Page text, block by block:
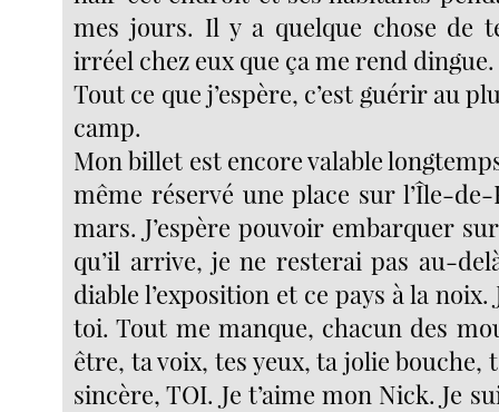
mes jours. Il y a quelque chose de
irréel chez eux que ça me rend dingue.
Tout ce que j’espère, c’est guérir au
camp.
Mon billet est encore valable
même réservé une place sur l’Île-
mars. J’espère pouvoir embarquer
qu’il arrive, je ne resterai pas au-
diable l’exposition et ce pays à la noix.
toi. Tout me manque, chacun des
être, ta voix, tes yeux, ta jolie
sincère, TOI. Je t’aime mon Nick. Je